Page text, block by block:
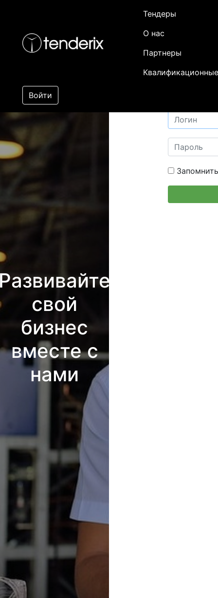
Тендеры
О нас
Партнеры
Войти
свой
бизнес
вместе с
нами